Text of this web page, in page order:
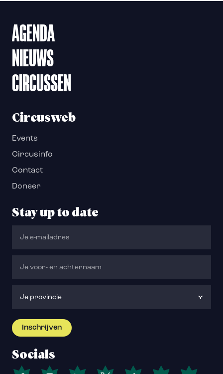
AGENDA
NIEUWS
CIRCUSSEN
Circusweb
Events
Circusinfo
Contact
Doneer
Stay up to date
Socials